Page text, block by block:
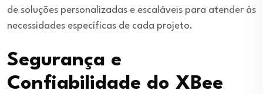
de soluções personalizadas e escaláveis para atender às
necessidades específicas de cada projeto.
Segurança e
Confiabilidade do XBee